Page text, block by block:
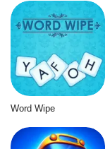
Word Wipe